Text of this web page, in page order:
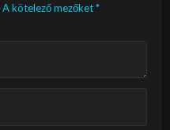
A kötelező mezőket*